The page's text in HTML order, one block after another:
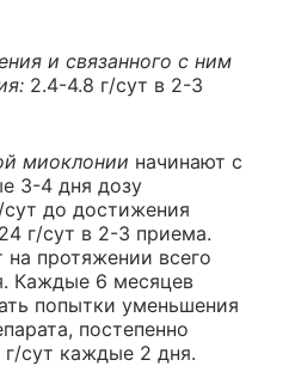
и связанного с ним
2.4-4.8 г/сут в 2-3
миоклонии начинают с
3-4 дня дозу
до достижения
г/сут в 2-3 приема.
протяжении всего
Каждые 6 месяцев
попытки уменьшения
постепенно
сут каждые 2 дня.